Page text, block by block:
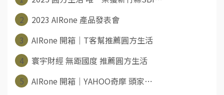
2
2023 AIRone 產品發表會
3
AIRone 開箱｜T客幫推薦圓方生活
4
寰宇財經 無距國度 推薦圓方生活
5
AIRone 開箱｜YAHOO奇摩 頭家⋯